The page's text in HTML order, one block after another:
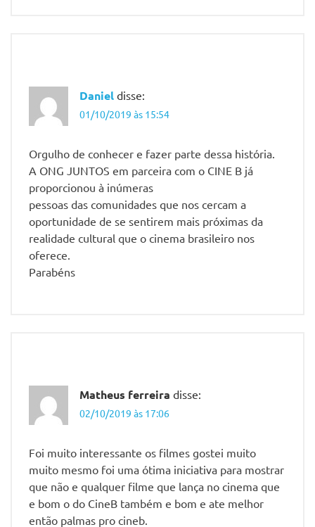
Daniel disse:
01/10/2019 às 15:54
Orgulho de conhecer e fazer parte dessa história.
A ONG JUNTOS em parceira com o CINE B já
proporcionou à inúmeras
pessoas das comunidades que nos cercam a
oportunidade de se sentirem mais próximas da
realidade cultural que o cinema brasileiro nos
oferece.
Parabéns
Matheus ferreira disse:
02/10/2019 às 17:06
Foi muito interessante os filmes gostei muito
muito mesmo foi uma ótima iniciativa para mostrar
que não e qualquer filme que lança no cinema que
e bom o do CineB também e bom e ate melhor
então palmas pro cineb.